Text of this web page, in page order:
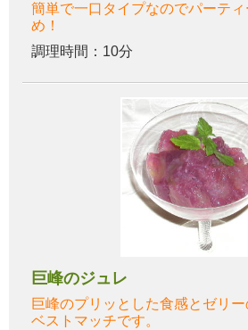
簡単で一口タイプなのでパーテ
め！
調理時間：10分
巨峰のジュレ
巨峰のプリッとした食感とゼリ
ベストマッチです。